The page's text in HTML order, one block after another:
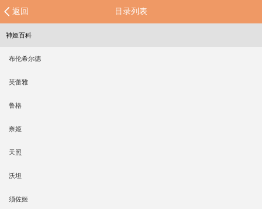
返回 目录列表
神姬百科
布伦希尔德
芙蕾雅
鲁格
奈姬
天照
沃坦
须佐姬